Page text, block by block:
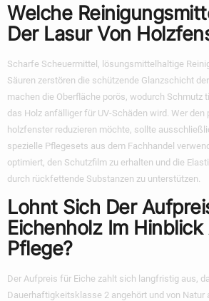
Welche
Der Lasur Von
Scharfe Scheuermittel, lösungsmittelhaltige
Säuren zerstören die schützende Glanzschicht
machen die Oberfläche porös, wodurch Schmutz
das Holz anfälliger für UV-Schäden wird. Wer den
holzfenster reduzieren möchte, sollte
spezielle Pflegesets aus dem Fachhandel
optimiert, den Schutzfilm zu erhalten und die
durch rückfettende Substanzen zu unterstützen.
Lohnt Sich Der
Eichenholz Im Hinblick
Pflege?
Der Aufpreis für Eiche zahlt sich langfristig aus,
Dauerhaftigkeitsklasse 2 angehört und von Natur